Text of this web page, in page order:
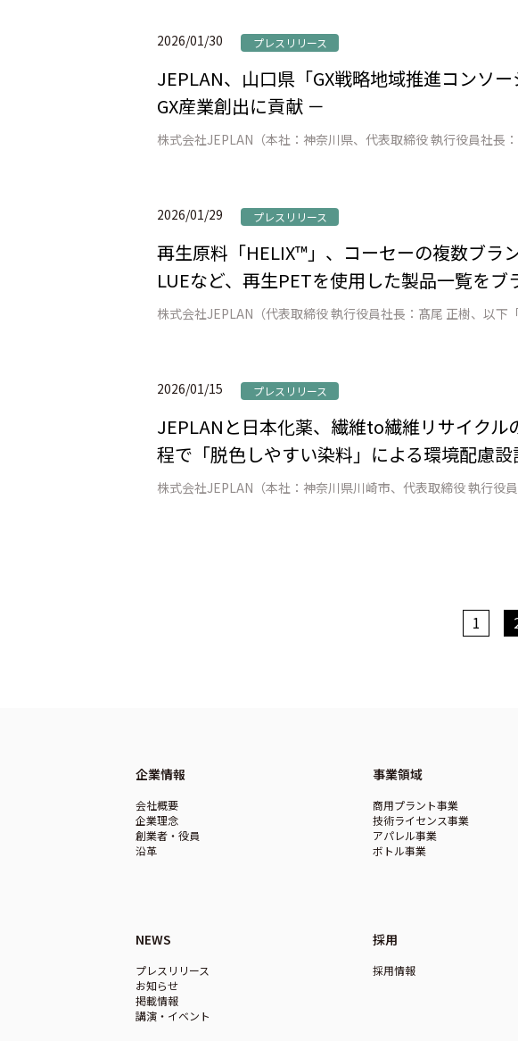
2026/01/30 プレスリリース
JEPLAN、山口県「GX戦略地域推進コンソ
GX産業創出に貢献 －
2026/01/29 プレスリリース
再生原料「HELIX™」、コーセーの複数ブラ
LUEなど、再生PETを使用した製品一覧をブ
2026/01/15 プレスリリース
JEPLANと日本化薬、繊維to繊維リサイク
程で「脱色しやすい染料」による環境配慮設
1
企業情報
会社概要
企業理念
創業者・役員
沿革
事業領域
商用プラント事業
技術ライセンス事業
アパレル事業
ボトル事業
NEWS
プレスリリース
お知らせ
掲載情報
講演・イベント
採用
採用情報